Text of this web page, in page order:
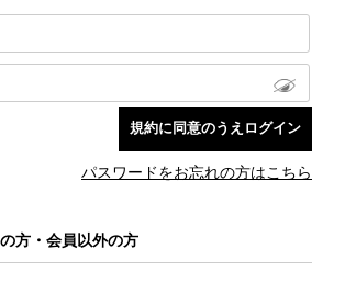
パスワードをお忘れの方はこちら
方・会員以外の方